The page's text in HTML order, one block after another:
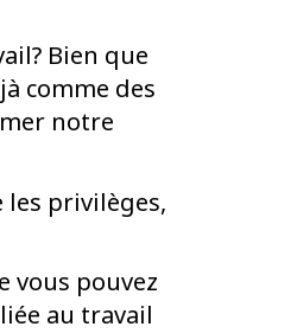
Bien que
comme des
notre
les privilèges,
vous pouvez
au travail